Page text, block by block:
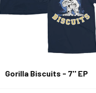
Gorilla Biscuits - 7'' EP